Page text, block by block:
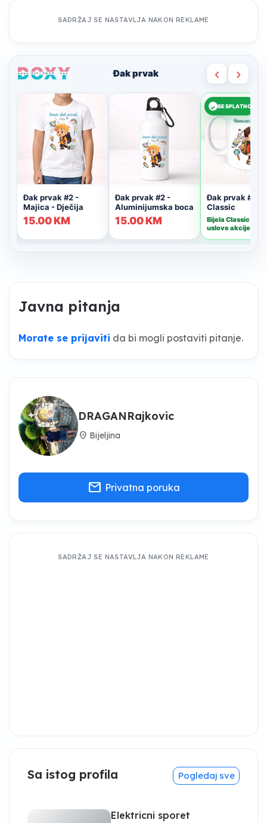
SADRŽAJ SE NASTAVLJA NAKON REKLAME
Javna pitanja
Morate se prijaviti da bi mogli postaviti pitanje.
DRAGANRajkovic
location_on Bijeljina
mail Privatna poruka
SADRŽAJ SE NASTAVLJA NAKON REKLAME
Sa istog profila Pogledaj sve
Elektricni sporet